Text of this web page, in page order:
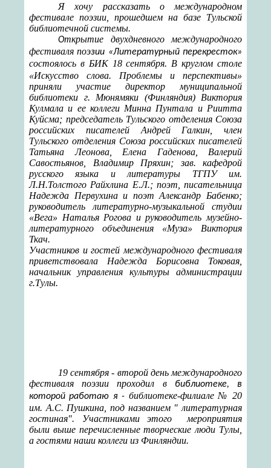
Я хочу рассказать о международном
фестивале поэзии, прошедшем на базе Тульской
библиотечной системы.
Открытие двухдневного международного
фестиваля поэзии «Литературный перекресток»
состоялось в БИК 18 сентября. В круглом столе
«Искусство слова. Проблемы и перспективы»
приняли участие директор муниципальной
библиотеки г. Мюнямяки (Финляндия) Виктория
Кулмала и ее коллеги Минна Пунтала и Риитта
Куйсма; председатель Тульского отделения Союза
российских писателей Андрей Галкин, член
Тульского отделения Союза российских писателей
Татьяна Леонова, Елена Гаденова, Валерий
Савостьянов, Владимир Пряхин; зав. кафедрой
русского языка и литературы ТГПУ им.
Л.Н.Толстого Райхлина Е.Л.; поэт, писательница
Надежда Первухина и поэт Александр Бабенко;
руководитель литературно-музыкальной студии
«Вега» Наталья Рогова и руководитель музейно-
литературного объединения «Муза» Виктория
Ткач.
Участников и гостей международного фестиваля
приветствовала Надежда Борисовна Токовая,
начальник управления культуры администрации
г.Тулы.
19 сентября - второй день международного
фестиваля поэзии проходил в
библиотеке, в
которой работаю я - библиотеке-филиале № 20
им. А.С. Пушкина, под названием " литературная
гостиная". Участниками этого мероприятия
были выше перечисленные творческие люди Тулы,
а гостями наши коллеги из Финляндии.